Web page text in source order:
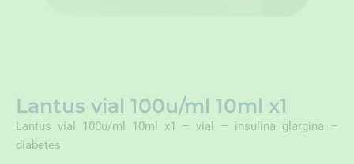
Lantus vial 100u/ml 10ml x1
Lantus vial 100u/ml 10ml x1 – vial – insulina glargina –
diabetes